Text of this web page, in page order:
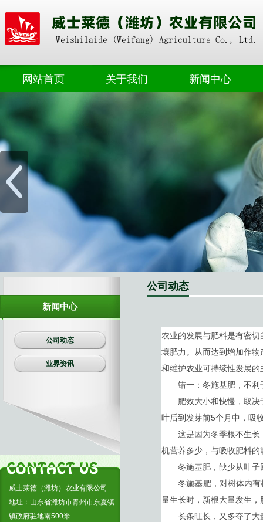
网站首页 关于我们 新闻中心
业界资讯
奥朴赛高塔
奥朴赛菌剂
奥朴赛硝硫基
奥朴赛转鼓
生物有机肥
复合肥料
新闻中心
公司动态
业界资讯
威士莱德（潍坊）农业有限公司
地址：山东省潍坊市青州市东夏镇
镇政府驻地南500米
公司动态
农业的发展与肥料是有密
壤肥力。从而达到增加作
和维护农业可持续性发展
错一：冬施基肥，不利
肥效大小和快慢，取决于
叶后到发芽前5个月中，吸
这是因为冬季根不生长，
机营养多少，与吸收肥料
冬施基肥，缺少从叶子
冬施基肥，对树体内有
量生长时，新根大量发生
长条旺长，又多夺了大量